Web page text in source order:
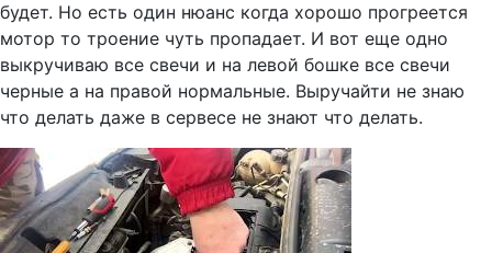
будет. Но есть один нюанс когда хорошо прогреется
мотор то троение чуть пропадает. И вот еще одно
выкручиваю все свечи и на левой бошке все свечи
черные а на правой нормальные. Выручайти не знаю
что делать даже в сервесе не знают что делать.